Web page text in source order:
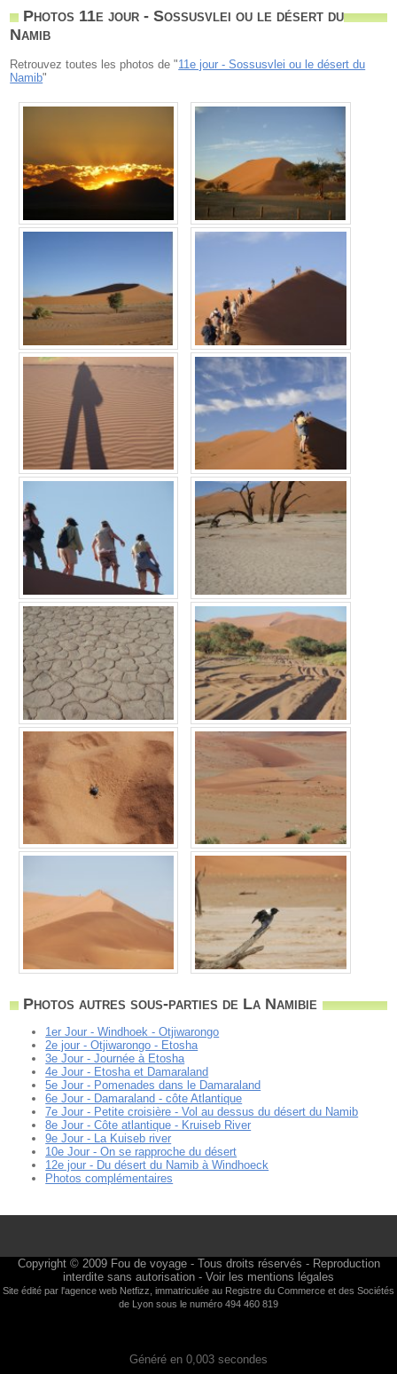
Photos 11e jour - Sossusvlei ou le désert du
Namib
Retrouvez toutes les photos de "11e jour - Sossusvlei ou le désert du
Namib"
Photos autres sous-parties de La Namibie
1er Jour - Windhoek - Otjiwarongo
2e jour - Otjiwarongo - Etosha
3e Jour - Journée à Etosha
4e Jour - Etosha et Damaraland
5e Jour - Pomenades dans le Damaraland
6e Jour - Damaraland - côte Atlantique
7e Jour - Petite croisière - Vol au dessus du désert du Namib
8e Jour - Côte atlantique - Kruiseb River
9e Jour - La Kuiseb river
10e Jour - On se rapproche du désert
12e jour - Du désert du Namib à Windhoeck
Photos complémentaires
Copyright © 2009 Fou de voyage- Tous droits réservés - Reproduction
interdite sans autorisation - Voir les mentions légales
Site édité par l'agence web Netfizz , immatriculée au Registre du Commerce et des Sociétés
de Lyon sous le numéro 494 460 819
Généré en 0,003 secondes